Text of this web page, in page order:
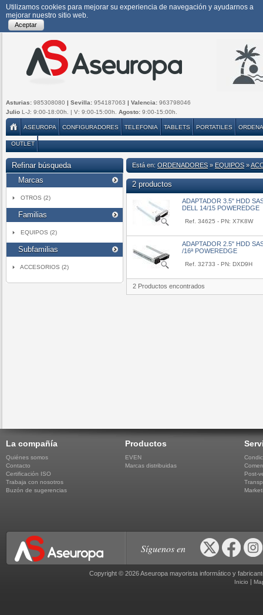
Utilizamos cookies para mejorar su experiencia de navegación y ayudarnos a
mejorar nuestro sitio web.
Aceptar
Asturias: 985308080 | Sevilla: 954187063 | Valencia: 963798046
Julio L-J: 9:00-18:00h. | V: 9:00-15:00h. Agosto: 9:00-15:00h.
ASEUROPA CONFIGURADORES TELEFONIA TABLETS PORTATILES
OUTLET
Refinar búsqueda
Marcas
OTROS (2)
Familias
EQUIPOS (2)
Subfamilias
ACCESORIOS (2)
Está en: ORDENADORES » EQUIPOS »
2 productos
ADAPTADOR 3.5" HDD
DELL 14/15 POWEREDGE
Ref. 34625 - PN: X7K8W
ADAPTADOR 2.5" HDD
/16ª POWEREDGE
Ref. 32733 - PN: DXD9H
2 Productos encontrados
La compañía
Quiénes somos
Contacto
Certificación ISO
Trabaja con nosotros
Buzón de sugerencias
Productos
EVEN
Marcas distribuidas
Post-
Síguenos en
Copyright © 2026 Aseuropa mayorista informático y
Inicio |